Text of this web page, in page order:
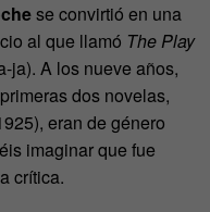
se convirtió en una
al que llamó The Play
ja). A los nueve años,
dos novelas,
eran de género
imaginar que fue
crítica.